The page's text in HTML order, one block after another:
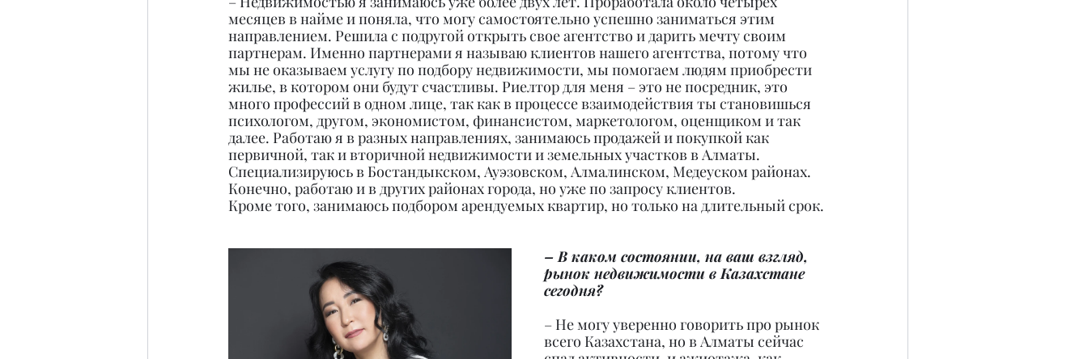
месяцев в найме и поняла, что могу самостоятельно успешно заниматься этим
направлением. Решила с подругой открыть свое агентство и дарить мечту своим
партнерам. Именно партнерами я называю клиентов нашего агентства, потому что
мы не оказываем услугу по подбору недвижимости, мы помогаем людям приобрести
жилье, в котором они будут счастливы. Риелтор для меня – это не посредник, это
много профессий в одном лице, так как в процессе взаимодействия ты становишься
психологом, другом, экономистом, финансистом, маркетологом, оценщиком и так
далее. Работаю я в разных направлениях, занимаюсь продажей и покупкой как
первичной, так и вторичной недвижимости и земельных участков в Алматы.
Специализируюсь в Бостандыкском, Ауэзовском, Алмалинском, Медеуском районах.
Конечно, работаю и в других районах города, но уже по запросу клиентов.
Кроме того, занимаюсь подбором арендуемых квартир, но только на длительный срок.
– В каком состоянии, на ваш взгляд,
рынок недвижимости в Казахстане
сегодня?
– Не могу уверенно говорить про рынок
всего Казахстана, но в Алматы сейчас